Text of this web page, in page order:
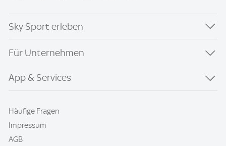
Sky Sport erleben
Für Unternehmen
App & Services
Häufige Fragen
Impressum
AGB